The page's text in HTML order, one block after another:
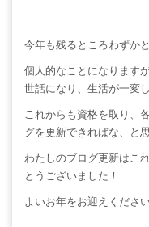
今年も残るところわずか
個人的なことになります
世話になり、生活が一変
これからも資格を取り、
グを更新できればな、と
わたしのブログ更新はこ
とうございました！
よいお年をお迎えください